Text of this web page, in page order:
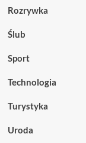
Rozrywka
Ślub
Sport
Technologia
Turystyka
Uroda